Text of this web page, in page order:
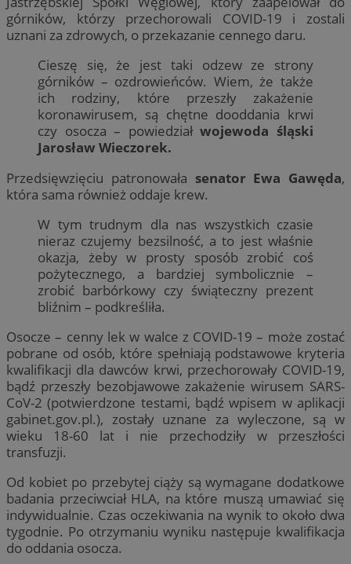
górników, którzy przechorowali COVID-19 i zostali
uznani za zdrowych, o przekazanie cennego daru.
Cieszę się, że jest taki odzew ze strony
górników – ozdrowieńców. Wiem, że także
ich rodziny, które przeszły zakażenie
koronawirusem, są chętne dooddania krwi
czy osocza – powiedziałwojewoda śląski
Jarosław Wieczorek.
Przedsięwzięciu patronowała senator Ewa Gawęda,
która sama również oddaje krew.
W tym trudnym dla nas wszystkich czasie
nieraz czujemy bezsilność, a to jest właśnie
okazja, żeby w prosty sposób zrobić coś
pożytecznego, a bardziej symbolicznie –
zrobić barbórkowy czy świąteczny prezent
bliźnim – podkreśliła.
Osocze – cenny lek w walce z COVID-19 – może zostać
pobrane od osób, które spełniają podstawowe kryteria
kwalifikacji dla dawców krwi, przechorowały COVID-19,
bądź przeszły bezobjawowe zakażenie wirusem SARS-
CoV-2 (potwierdzone testami, bądź wpisem w aplikacji
gabinet.gov.pl.), zostały uznane za wyleczone, są w
wieku 18-60 lat i nie przechodziły w przeszłości
transfuzji.
Od kobiet po przebytej ciąży są wymagane dodatkowe
badania przeciwciał HLA, na które muszą umawiać się
indywidualnie. Czas oczekiwania na wynik to około dwa
tygodnie. Po otrzymaniu wyniku następuje kwalifikacja
do oddania osocza.